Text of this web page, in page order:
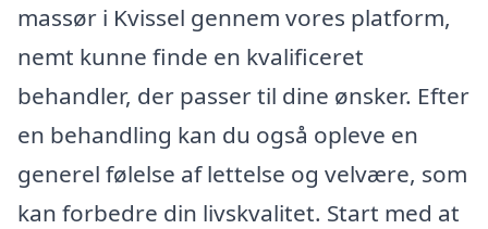
massør i Kvissel gennem vores platform,
nemt kunne finde en kvalificeret
behandler, der passer til dine ønsker. Efter
en behandling kan du også opleve en
generel følelse af lettelse og velvære, som
kan forbedre din livskvalitet. Start med at